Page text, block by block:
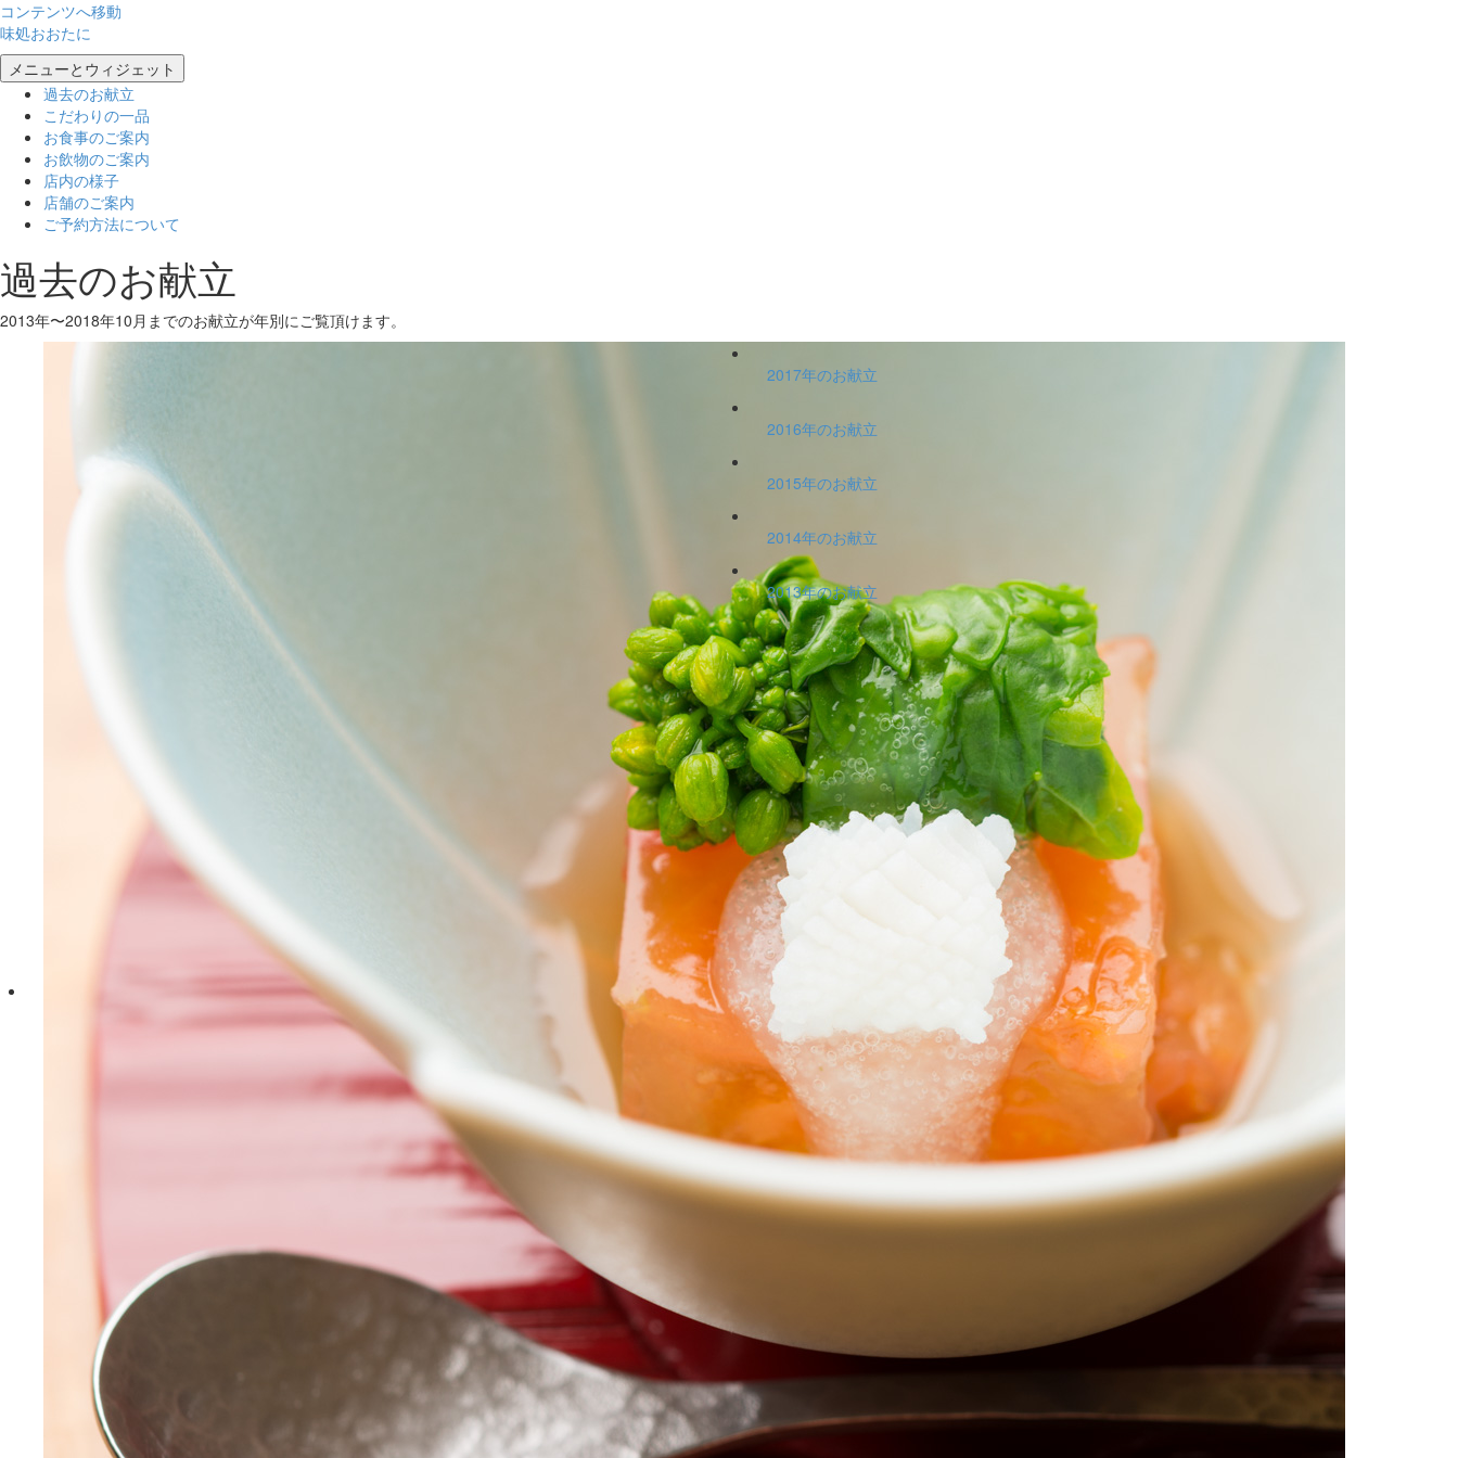
コンテンツへ移動
味処おおたに
メニューとウィジェット
過去のお献立
こだわりの一品
お食事のご案内
お飲物のご案内
店内の様子
店舗のご案内
ご予約方法について
過去のお献立
2013年〜2018年10月までのお献立が年別にご覧頂けます。
2017年のお献立
2016年のお献立
2015年のお献立
2014年のお献立
2013年のお献立